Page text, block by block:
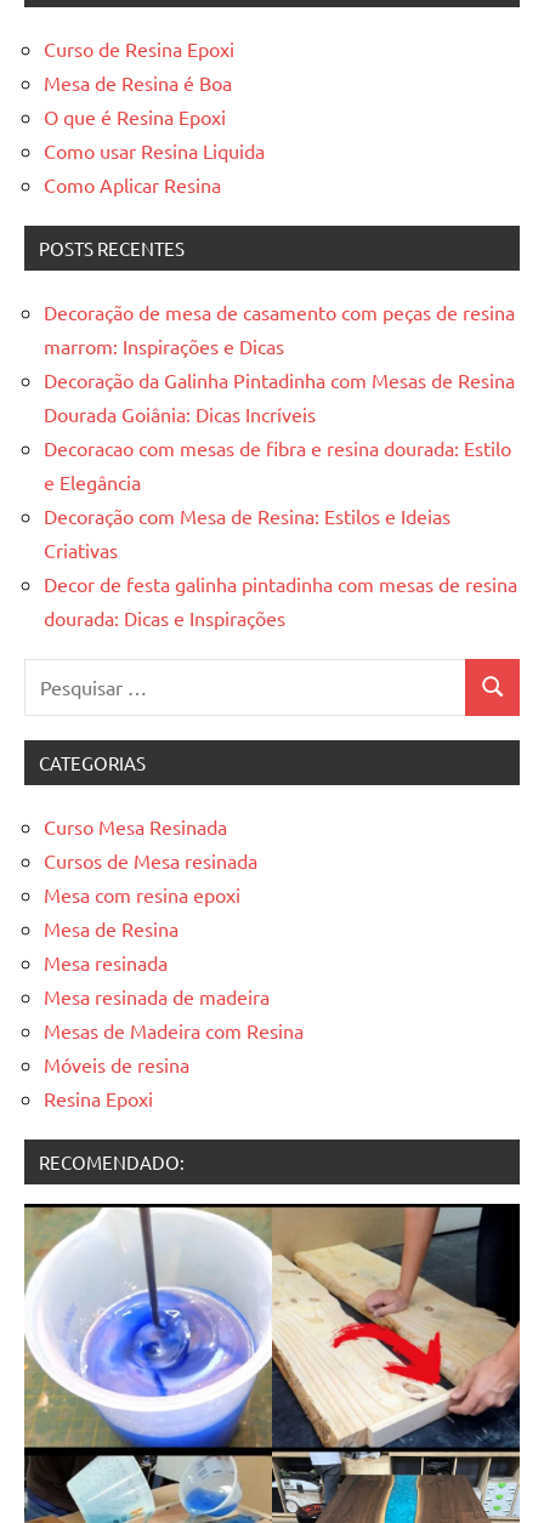
Curso de Resina Epoxi
Mesa de Resina é Boa
O que é Resina Epoxi
Como usar Resina Liquida
Como Aplicar Resina
POSTS RECENTES
Decoração de mesa de casamento com peças de resina
marrom: Inspirações e Dicas
Decoração da Galinha Pintadinha com Mesas de Resina
Dourada Goiânia: Dicas Incríveis
Decoracao com mesas de fibra e resina dourada: Estilo
e Elegância
Decoração com Mesa de Resina: Estilos e Ideias
Criativas
Decor de festa galinha pintadinha com mesas de resina
dourada: Dicas e Inspirações
CATEGORIAS
Curso Mesa Resinada
Cursos de Mesa resinada
Mesa com resina epoxi
Mesa de Resina
Mesa resinada
Mesa resinada de madeira
Mesas de Madeira com Resina
Móveis de resina
Resina Epoxi
RECOMENDADO: